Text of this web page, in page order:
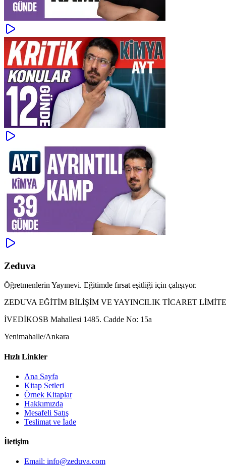
Zeduva
Öğretmenlerin Yayınevi. Eğitimde fırsat eşitliği için çalışıyor.
ZEDUVA EĞİTİM BİLİŞİM VE YAYINCILIK TİCARET
İVEDİKOSB Mahallesi 1485. Cadde No: 15a
Yenimahalle/Ankara
Hızlı Linkler
Ana Sayfa
Kitap Setleri
Örnek Kitaplar
Hakkımızda
Mesafeli Satış
Teslimat ve İade
İletişim
Email: info@zeduva.com